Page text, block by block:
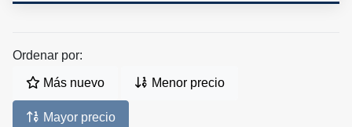
Ordenar por:
Más nuevo Menor precio
Mayor precio